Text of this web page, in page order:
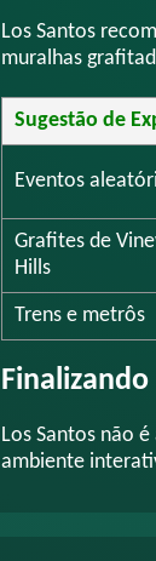
Los Santos
muralhas
Sugestão de
Eventos
Grafites de
Hills
Trens e metrôs
Los Santos não
ambiente